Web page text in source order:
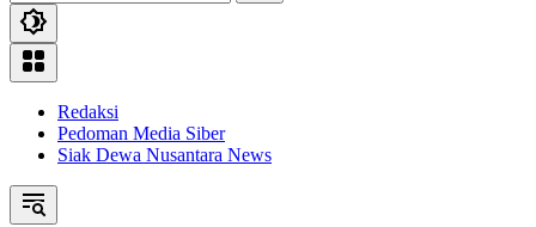
Redaksi
Pedoman Media Siber
Siak Dewa Nusantara News